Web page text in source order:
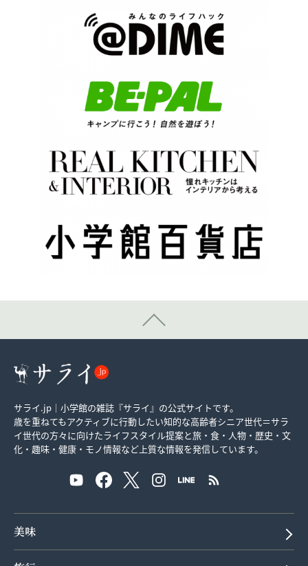
サライ.jp｜小学館の雑誌『サライ』の公式サイトです。
歳を重ねてもアクティブに行動したい知的な高齢者シニア世代＝サラ
イ世代の方々に向けたライフスタイル提案と旅・食・人物・歴史・文
化・趣味・健康・モノ情報など上質な情報を発信しています。
美味